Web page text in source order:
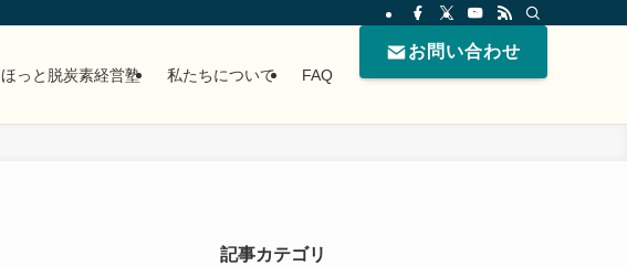
ほっと脱炭素経営塾 私たちについて FAQ
お問い合わせ
記事カテゴリ